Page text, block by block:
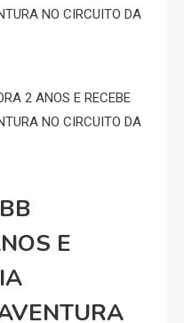
NO CIRCUITO DA
E